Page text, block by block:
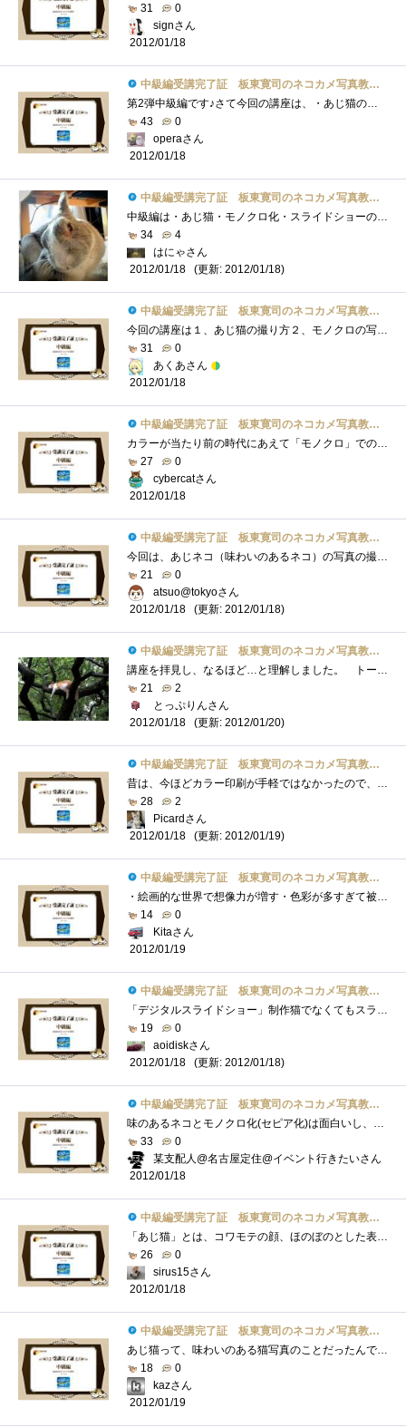
31
0
signさん
2012/01/18
中級編受講完了証 板東寛司のネコカメ写真教室パート2
第2弾中級編です♪さて今回の講座は、・あじ猫の撮り方・モノクロの写真の加工方法・スライドショーの作り方がテーマです。まず、・あじ猫の�...
43
0
operaさん
2012/01/18
中級編受講完了証 板東寛司のネコカメ写真教室パート2
中級編は・あじ猫・モノクロ化・スライドショーの2点。●あじ猫猫はいろんな表情を見せる＆それが分かりやすい生き物なので、表情、アングル�...
34
4
はにゃさん
2012/01/18
(更新: 2012/01/18)
中級編受講完了証 板東寛司のネコカメ写真教室パート2
今回の講座は１、あじ猫の撮り方２、モノクロの写真の加工方法３、スライドショーの作り方いつもと違ったアングルで写真を撮るのもまた楽し�...
31
0
あくあさん
2012/01/18
中級編受講完了証 板東寛司のネコカメ写真教室パート2
カラーが当たり前の時代にあえて「モノクロ」での主張。家の中で撮ると確かに雑然としたカラーリングになるので、ネコを目立たせるにはこの�...
27
0
cybercatさん
2012/01/18
中級編受講完了証 板東寛司のネコカメ写真教室パート2
今回は、あじネコ（味わいのあるネコ）の写真の撮り方、モノクロ、スライドショーがテーマでしたが、またしてもスライドショー以外はLightroom�...
21
0
atsuo@tokyoさん
2012/01/18
(更新: 2012/01/18)
中級編受講完了証 板東寛司のネコカメ写真教室パート2
講座を拝見し、なるほど…と理解しました。 トーンカーブの調整は、カラーで何度か経験しているため、内容自体はそれほど新鮮ではなかった�...
21
2
とっぷりんさん
2012/01/18
(更新: 2012/01/20)
中級編受講完了証 板東寛司のネコカメ写真教室パート2
昔は、今ほどカラー印刷が手軽ではなかったので、モノクロームを意識した写真の撮影や、グラフ,資料を作っていましたが、最近は余りモノクロ�...
28
2
Picardさん
2012/01/18
(更新: 2012/01/19)
中級編受講完了証 板東寛司のネコカメ写真教室パート2
・絵画的な世界で想像力が増す・色彩が多すぎて被写体が目立たずに失敗・「仮想コピーを作成」し、並べて比較編集・被写体の陰影を際立たせ�...
14
0
Kitaさん
2012/01/19
中級編受講完了証 板東寛司のネコカメ写真教室パート2
「デジタルスライドショー」制作猫でなくてもスライドショー楽しめますね。それを 猫でするとなると かなり楽しめるのは請け合い毎日、同�...
19
0
aoidiskさん
2012/01/18
(更新: 2012/01/18)
中級編受講完了証 板東寛司のネコカメ写真教室パート2
味のあるネコとモノクロ化(セピア化)は面白いし、センスも必要だなぁ～と漠然と見てました。今回はＰＳエレメンツ10の方で処理すると思ってた�...
33
0
某支配人@名古屋定住@イベント行きたいさん
2012/01/18
中級編受講完了証 板東寛司のネコカメ写真教室パート2
「あじ猫」とは、コワモテの顔、ほのぼのとした表情、ひょうきんな仕草など、可愛いだけでなく味わいのある猫写真とのこととあります。「あ�...
26
0
sirus15さん
2012/01/18
中級編受講完了証 板東寛司のネコカメ写真教室パート2
あじ猫って、味わいのある猫写真のことだったんですね。勝手に鯵をくわえた猫を想像してました。（笑）モノクロ写真って面白いですよねー。�...
18
0
kazさん
2012/01/19